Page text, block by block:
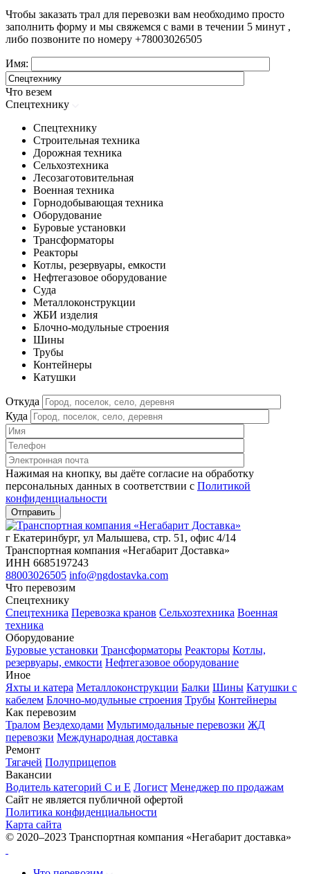
Чтобы заказать трал для перевозки вам необходимо просто
заполнить форму и мы свяжемся с вами в течении 5 минут ,
либо позвоните по номеру +78003026505
Имя:
Что везем
Спецтехнику
Спецтехнику
Строительная техника
Дорожная техника
Сельхозтехника
Лесозаготовительная
Военная техника
Горнодобывающая техника
Оборудование
Буровые установки
Трансформаторы
Реакторы
Котлы, резервуары, емкости
Нефтегазовое оборудование
Cуда
Металлоконструкции
ЖБИ изделия
Блочно-модульные строения
Шины
Трубы
Контейнеры
Катушки
Откуда
Куда
Нажимая на кнопку, вы даёте согласие на обработку
персональных данных в соответствии c Политикой
конфиденциальности
г Екатеринбург, ул Малышева, стр. 51, офис 4/14
Транспортная компания «Негабарит Доставка»
ИНН 6685197243
88003026505 info@ngdostavka.com
Что перевозим
Спецтехнику
Спецтехника Перевозка кранов Сельхозтехника Военная
техника
Оборудование
Буровые установки Трансформаторы Реакторы Котлы,
резервуары, емкости Нефтегазовое оборудование
Иное
Яхты и катера Металлоконструкции Балки Шины Катушки с
кабелем Блочно-модульные строения Трубы Контейнеры
Как перевозим
Тралом Вездеходами Мультимодальные перевозки ЖД
перевозки Международная доставка
Ремонт
Тягачей Полуприцепов
Вакансии
Водитель категорий С и Е Логист Менеджер по продажам
Сайт не является публичной офертой
Политика конфиденциальности
Карта сайта
© 2020–2023 Транспортная компания «Негабарит доставка»